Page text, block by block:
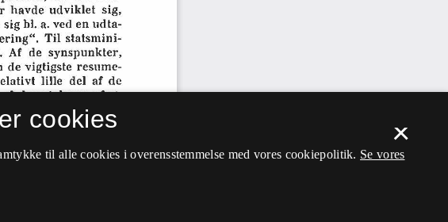
×
cookies
til alle cookies i overensstemmelse med vores cookiepolitik. Se vores